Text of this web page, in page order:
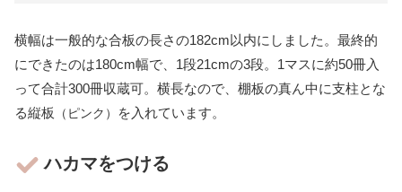
横幅は一般的な合板の長さの182cm以内にしました。最終的
にできたのは180cm幅で、1段21cmの3段。1マスに約50冊入
って合計300冊収蔵可。横長なので、棚板の真ん中に支柱とな
る縦板
（ピンク） を入れています。
ハカマをつける